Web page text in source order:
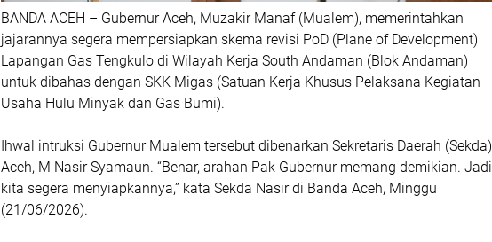
BANDA ACEH – Gubernur Aceh, Muzakir Manaf (Mualem), memerintahkan
jajarannya segera mempersiapkan skema revisi PoD (Plane of Development)
Lapangan Gas Tengkulo di Wilayah Kerja South Andaman (Blok Andaman)
untuk dibahas dengan SKK Migas (Satuan Kerja Khusus Pelaksana Kegiatan
Usaha Hulu Minyak dan Gas Bumi).
Ihwal intruksi Gubernur Mualem tersebut dibenarkan Sekretaris Daerah (Sekda)
Aceh, M Nasir Syamaun. “Benar, arahan Pak Gubernur memang demikian. Jadi
kita segera menyiapkannya,” kata Sekda Nasir di Banda Aceh, Minggu
(21/06/2026).